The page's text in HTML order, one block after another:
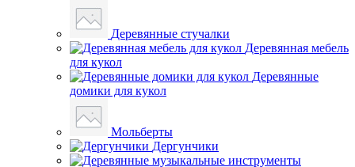
Деревянные стучалки
Деревянная мебель
для кукол
Деревянные
домики для кукол
Мольберты
Дергунчики